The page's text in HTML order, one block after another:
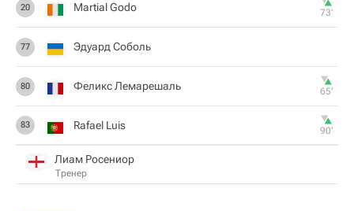
20 Martial Godo 73‎’‎
77 Эдуард Соболь
80 Феликс Лемарешаль 65‎’‎
83 Rafael Luis 90‎’‎
Лиам Росениор
Тренер